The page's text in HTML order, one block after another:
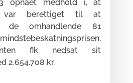
opnået medhold i, at
var berettiget til at
de omhandlende 81
fik nedsat sit
2.654.708 kr.